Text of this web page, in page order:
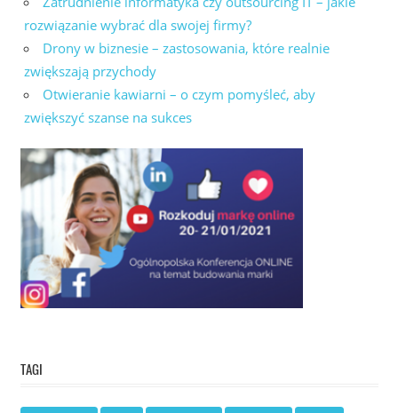
rozwiązanie wybrać dla swojej firmy?
Drony w biznesie – zastosowania, które realnie
zwiększają przychody
Otwieranie kawiarni – o czym pomyśleć, aby
zwiększyć szanse na sukces
TAGI